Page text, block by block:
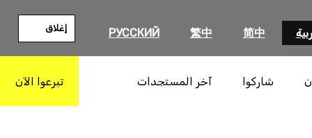
简中
繁中
РУССКИЙ إغلاق
شاركوا آخر المستجدات تبرعوا الآن